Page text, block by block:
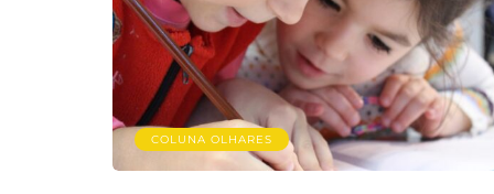
COLUNA OLHARES